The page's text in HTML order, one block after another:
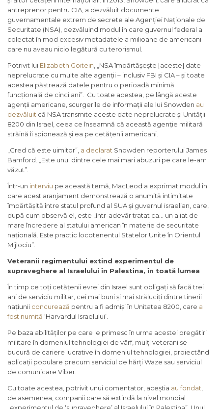
antreprenor pentru CIA, a dezvăluit documente
guvernamentale extrem de secrete ale Agenției Naționale de
Securitate (NSA), dezvăluind modul în care guvernul federal a
colectat în mod excesiv metadatele a milioane de americani
care nu aveau nicio legătură cu terorismul.
Potrivit lui Elizabeth Goitein, „NSA împărtășește [aceste] date
neprelucrate cu multe alte agenții – inclusiv FBI și CIA – și toate
acestea păstrează datele pentru o perioadă minimă
funcțională de cinci ani”. Cu toate acestea, pe lângă aceste
agenții americane, scurgerile de informații ale lui Snowden au
dezvăluit că NSA transmite aceste date neprelucrate și Unității
8200 din Israel, ceea ce înseamnă că această agenție militară
străină îi spionează și ea pe cetățenii americani.
„Cred că este uimitor”, a declarat Snowden reporterului James
Bamford. „Este unul dintre cele mai mari abuzuri pe care le-am
văzut”.
Într-un interviu pe această temă, MacLeod a exprimat modul în
care acest aranjament demonstrează o anumită intimitate
împărtășită între statul profund al SUA și guvernul israelian, care,
după cum observă el, este „într-adevăr tratat ca… un aliat de
mare încredere al statului american în materie de securitate
națională. Este practic locotenentul Statelor Unite în Orientul
Mijlociu”.
Veteranii regimentului extind experimentul de
supraveghere al Israelului în Palestina, în toată lumea
În timp ce toți cetățenii evrei din Israel sunt obligați să facă trei
ani de serviciu militar, cei mai buni și mai străluciți dintre tinerii
națiunii concurează pentru a fi admiși în Unitatea 8200, care a
fost numită ‘Harvardul Israelului’.
Pe baza abilităților pe care le primesc în urma acestei pregătiri
militare în domeniul tehnologiei de vârf, mulți veterani se
bucură de cariere lucrative în domeniul tehnologiei, proiectând
aplicații populare precum serviciul de hărți Waze sau serviciul
de comunicare Viber.
Cu toate acestea, potrivit unui comentator, aceștia au fondat,
de asemenea, companii care să extindă la nivel mondial